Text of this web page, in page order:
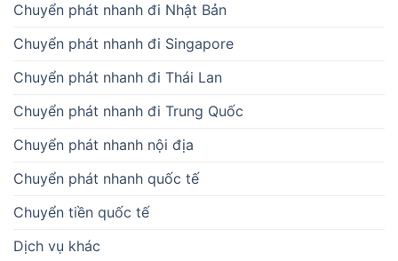
Chuyển phát nhanh đi Nhật Bản
Chuyển phát nhanh đi Singapore
Chuyển phát nhanh đi Thái Lan
Chuyển phát nhanh đi Trung Quốc
Chuyển phát nhanh nội địa
Chuyển phát nhanh quốc tế
Chuyển tiền quốc tế
Dịch vụ khác